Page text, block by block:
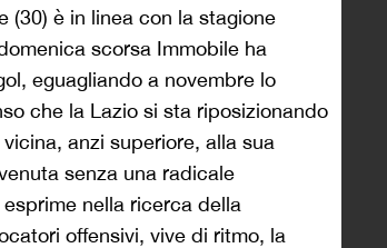
(30) è in linea con la stagione
scorsa Immobile ha
eguagliando a novembre lo
che la Lazio si sta riposizionando
anzi superiore, alla sua
senza una radicale
nella ricerca della
offensivi, vive di ritmo, la